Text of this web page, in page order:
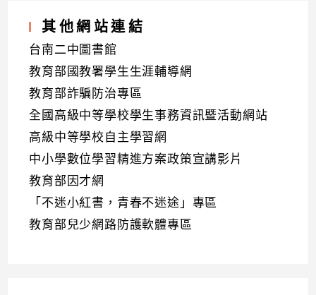
其他網站連結
台南二中圖書館
教育部國教署學生生涯輔導網
教育部詐騙防治專區
全國高級中等學校學生事務資訊暨活動網站
高級中等學校自主學習網
中小學數位學習精進方案政策宣講影片
教育部因才網
「不迷小紅書，青春不迷途」專區
教育部兒少網路防護軟體專區